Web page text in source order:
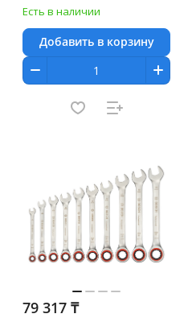
Есть в наличии
Добавить в корзину
79 317 ₸